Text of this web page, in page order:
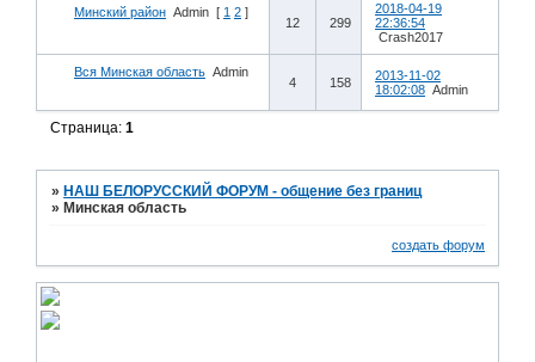
Минский район Admin [ 1 2 ]
12 299
2018-04-19
22:36:54
Crash2017
Вся Минская область Admin
4 158
2013-11-02
18:02:08 Admin
Страница:1
»НАШ БЕЛОРУССКИЙ ФОРУМ - общение без границ
»Минская область
создать форум